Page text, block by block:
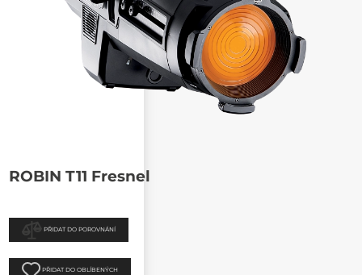
ROBIN T11 Fresnel
PŘIDAT DO POROVNÁNÍ
PŘIDAT DO OBLÍBENÝCH